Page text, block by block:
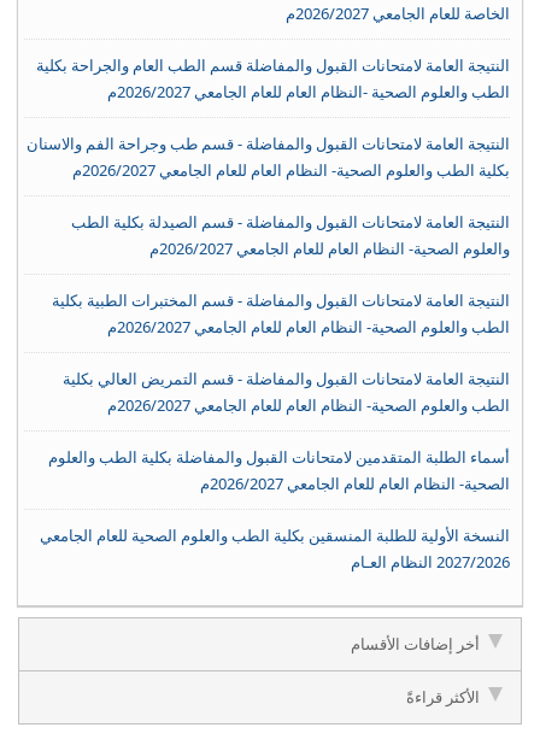
الخاصة للعام الجامعي 2026/2027م
النتيجة العامة لامتحانات القبول والمفاضلة قسم الطب العام والجراحة بكلية
الطب والعلوم الصحية -النظام العام للعام الجامعي 2026/2027م
النتيجة العامة لامتحانات القبول والمفاضلة - قسم طب وجراحة الفم والاسنان
بكلية الطب والعلوم الصحية- النظام العام للعام الجامعي 2026/2027م
النتيجة العامة لامتحانات القبول والمفاضلة - قسم الصيدلة بكلية الطب
والعلوم الصحية- النظام العام للعام الجامعي 2026/2027م
النتيجة العامة لامتحانات القبول والمفاضلة - قسم المختبرات الطبية بكلية
الطب والعلوم الصحية- النظام العام للعام الجامعي 2026/2027م
النتيجة العامة لامتحانات القبول والمفاضلة - قسم التمريض العالي بكلية
الطب والعلوم الصحية- النظام العام للعام الجامعي 2026/2027م
أسماء الطلبة المتقدمين لامتحانات القبول والمفاضلة بكلية الطب والعلوم
الصحية- النظام العام للعام الجامعي 2026/2027م
النسخة الأولية للطلبة المنسقين بكلية الطب والعلوم الصحية للعام الجامعي
2027/2026 النظام العـام
أخر إضافات الأقسام
الأكثر قراءةً